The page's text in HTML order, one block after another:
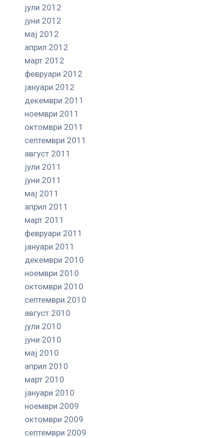
јули 2012
јуни 2012
мај 2012
април 2012
март 2012
февруари 2012
јануари 2012
декември 2011
ноември 2011
октомври 2011
септември 2011
август 2011
јули 2011
јуни 2011
мај 2011
април 2011
март 2011
февруари 2011
јануари 2011
декември 2010
ноември 2010
октомври 2010
септември 2010
август 2010
јули 2010
јуни 2010
мај 2010
април 2010
март 2010
јануари 2010
ноември 2009
октомври 2009
септември 2009